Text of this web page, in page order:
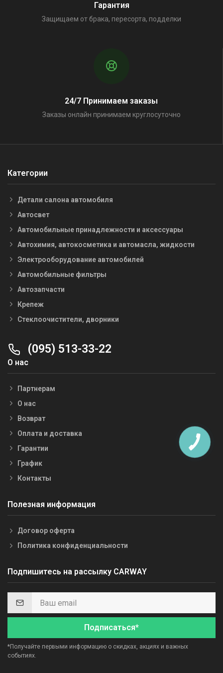
Гарантия
Защищаем от брака, пересорта, подделки
24/7 Принимаем заказы
Заказы онлайн принимаем круглосуточно
Категории
Детали салона автомобиля
Автосвет
Автомобильные принадлежности и аксессуары
Автохимия, автокосметика и автомасла, жидкости
Электрооборудование автомобилей
Автомобильные фильтры
Автозапчасти
Крепеж
Стеклоочистители, дворники
(095) 513-33-22
О нас
Партнерам
О нас
Возврат
Оплата и доставка
Гарантии
График
Контакты
Полезная информация
Договор оферта
Политика конфиденциальности
Подпишитесь на рассылку CARWAY
Подписаться*
*Получайте первыми информацию о скидках, акциях и важных
событиях.